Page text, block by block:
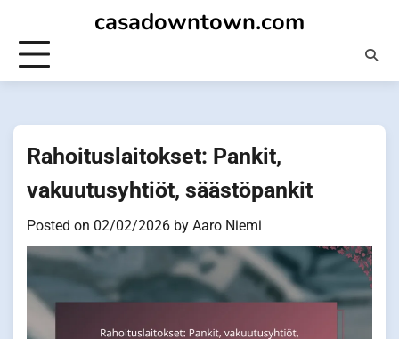
content
casadowntown.com
Rahoituslaitokset: Pankit,
vakuutusyhtiöt, säästöpankit
Posted on 02/02/2026 by Aaro Niemi